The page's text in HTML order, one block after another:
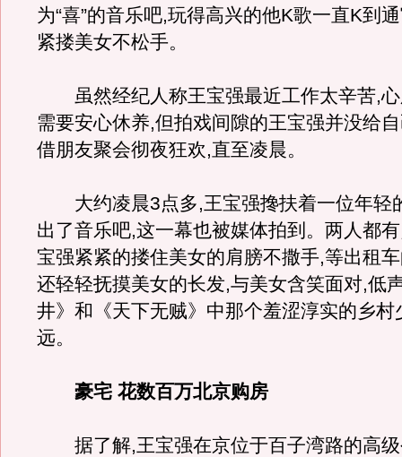
为“喜”的音乐吧,玩得高兴的他K歌一直K到
紧搂美女不松手。
虽然经纪人称王宝强最近工作太辛苦,心
需要安心休养,但拍戏间隙的王宝强并没给
借朋友聚会彻夜狂欢,直至凌晨。
大约凌晨3点多,王宝强搀扶着一位年轻
出了音乐吧,这一幕也被媒体拍到。两人都
宝强紧紧的搂住美女的肩膀不撒手,等出租
还轻轻抚摸美女的长发,与美女含笑面对,低
井》和《天下无贼》中那个羞涩淳实的乡村
远。
豪宅 花数百万北京购房
据了解,王宝强在京位于百子湾路的高级